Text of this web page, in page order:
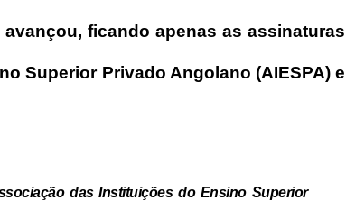
ficando apenas as assinaturas
Superior Privado Angolano (AIESPA) e
das Instituições do Ensino Superior